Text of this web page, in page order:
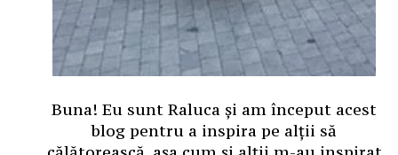
Buna! Eu sunt Raluca și am început acest
blog pentru a inspira pe alții să